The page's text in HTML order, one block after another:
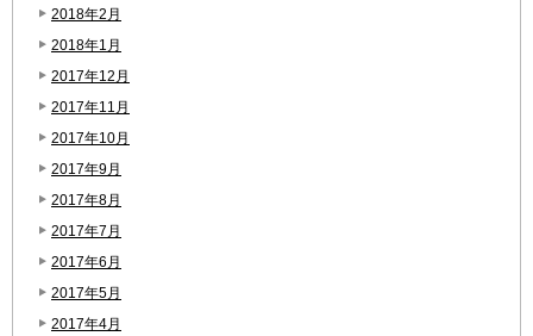
2018年2月
2018年1月
2017年12月
2017年11月
2017年10月
2017年9月
2017年8月
2017年7月
2017年6月
2017年5月
2017年4月